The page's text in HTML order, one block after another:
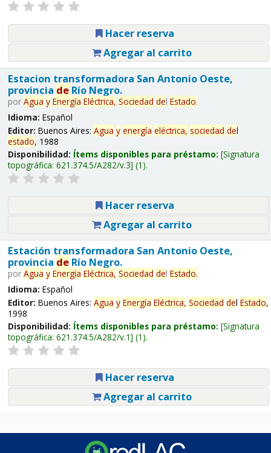
Hacer reserva
Agregar al carrito
Estacion transformadora San Antonio Oeste,
provincia deRío Negro.
por Agua y Energía Eléctrica, Sociedad del Estado.
Idioma: Español
Editor: Buenos Aires: Agua y energía eléctrica, sociedad del
estado, 1988
Disponibilidad: Ítems disponibles para préstamo: Signatura
topográfica: 621.374.5/A282/v.3 (1).
Hacer reserva
Agregar al carrito
Estación transformadora San Antonio Oeste,
provincia deRío Negro.
por Agua y Energía Eléctrica, Sociedad del Estado.
Idioma: Español
Editor: Buenos Aires: Agua y Energía Eléctrica, Sociedad del Estado,
1998
Disponibilidad: Ítems disponibles para préstamo: Signatura
topográfica: 621.374.5/A282/v.1 (1).
Hacer reserva
Agregar al carrito